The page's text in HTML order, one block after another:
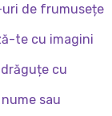
uri de frumusețe
te cu imagini
cu
sau